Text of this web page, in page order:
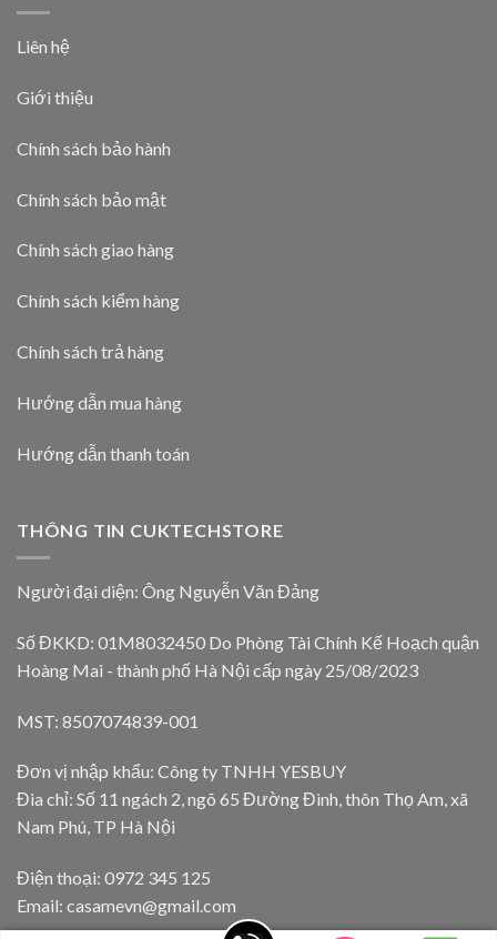
Liên hệ
Giới thiệu
Chính sách bảo hành
Chính sách bảo mật
Chính sách giao hàng
Chính sách kiểm hàng
Chính sách trả hàng
Hướng dẫn mua hàng
Hướng dẫn thanh toán
THÔNG TIN CUKTECHSTORE
Người đại diện: Ông Nguyễn Văn Đảng
Số ĐKKD: 01M8032450 Do Phòng Tài Chính Kế Hoạch quận
Hoàng Mai - thành phố Hà Nội cấp ngày 25/08/2023
MST: 8507074839-001
Đơn vị nhập khẩu: Công ty TNHH YESBUY
Đia chỉ: Số 11 ngách 2, ngõ 65 Đường Đình, thôn Thọ Am, xã
Nam Phú, TP Hà Nội
Điện thoại: 0972 345 125
Email: casamevn@gmail.com